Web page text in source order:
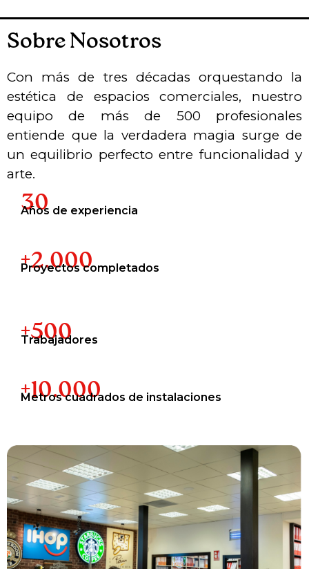
Sobre Nosotros
Con más de tres décadas orquestando la
estética de espacios comerciales, nuestro
equipo de más de 500 profesionales
entiende que la verdadera magia surge de
un equilibrio perfecto entre funcionalidad y
arte.
30
Años de experiencia
+2.000
Proyectos completados
+500
Trabajadores
+10.000
Metros cuadrados de instalaciones